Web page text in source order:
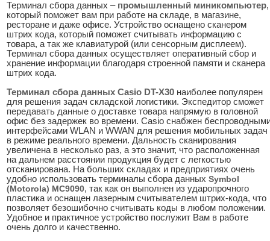
Терминал сбора данных – промышленный миникомпьютер,
который поможет вам при работе на складе, в магазине,
ресторане и даже офисе. Устройство оснащено сканером
штрих кода, который поможет считывать информацию с
товара, а так же клавиатурой (или сенсорным дисплеем).
Терминал сбора данных осуществляет оперативный сбор и
хранение информации благодаря строенной памяти и сканера
штрих кода.
Терминал сбора данных Casio DT-X30 наиболее популярен
для решения задач складской логистики. Экспедитор сможет
передавать данные о доставке товара напрямую в головной
офис без задержек во времени. Casio снабжен
интерфейсами WLAN и WWAN для решения мобильных задач
в режиме реального времени. Дальность сканирования
увеличена в несколько раз, а это значит, что расположенная
на дальнем расстоянии продукция будет с легкостью
отсканирована. На больших складах и предприятиях очень
удобно использовать терминалы сбора данных Symbol
(Motorola) MC9090, так как он выполнен из ударопрочного
пластика и оснащен лазерным считывателем штрих-кода, что
позволяет безошибочно считывать коды в любом положении.
Удобное и практичное устройство послужит Вам в работе
очень долго и качественно.